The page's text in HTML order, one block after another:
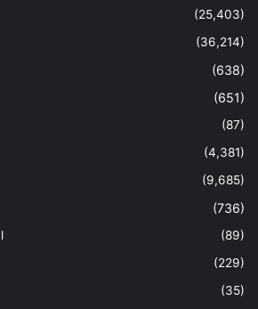
(25,403)
(36,214)
(638)
(651)
(87)
(4,381)
(9,685)
(736)
(89)
(229)
(35)